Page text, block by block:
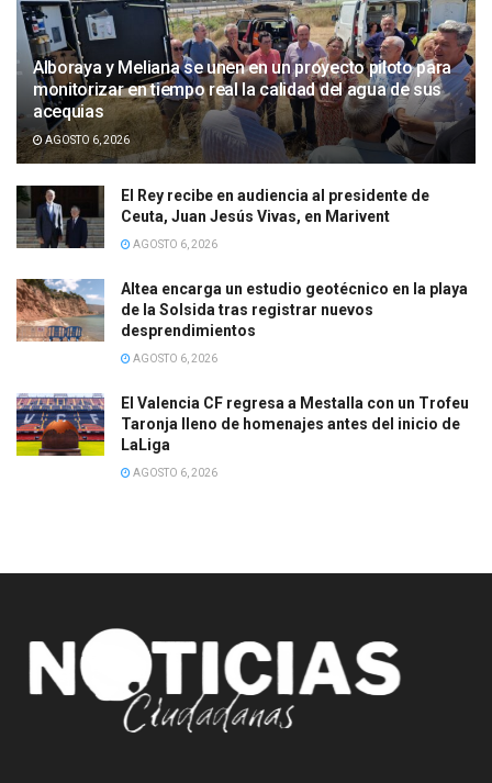
Alboraya y Meliana se unen en un proyecto piloto para
monitorizar en tiempo real la calidad del agua de sus
acequias
AGOSTO 6, 2026
El Rey recibe en audiencia al presidente de
Ceuta, Juan Jesús Vivas, en Marivent
AGOSTO 6, 2026
Altea encarga un estudio geotécnico en la playa
de la Solsida tras registrar nuevos
desprendimientos
AGOSTO 6, 2026
El Valencia CF regresa a Mestalla con un Trofeu
Taronja lleno de homenajes antes del inicio de
LaLiga
AGOSTO 6, 2026